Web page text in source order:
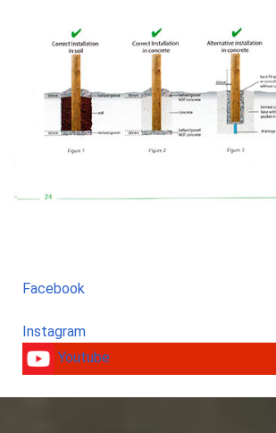
Facebook
Instagram
Youtube